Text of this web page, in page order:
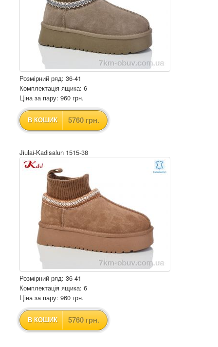
Розмірний ряд: 36-41
Комплектація ящика: 6
Ціна за пару: 960 грн.
В КОШИК 5760 грн.
Jiulai-Kadisalun 1515-38
Розмірний ряд: 36-41
Комплектація ящика: 6
Ціна за пару: 960 грн.
В КОШИК 5760 грн.